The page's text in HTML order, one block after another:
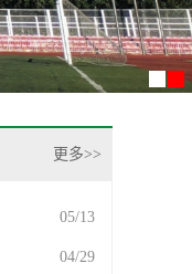
更多>>
05/13
04/29